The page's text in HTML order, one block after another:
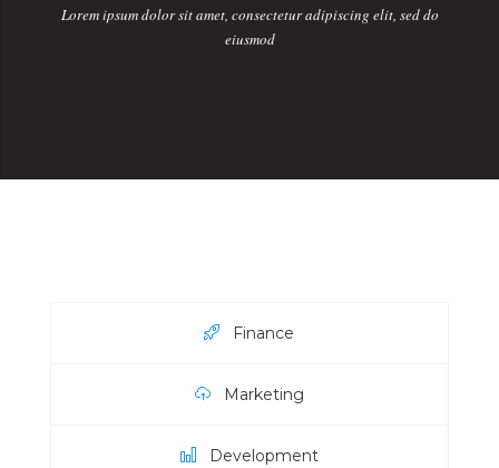
Lorem ipsum dolor sit amet, consectetur adipiscing elit, sed do
eiusmod
Finance
Marketing
Development